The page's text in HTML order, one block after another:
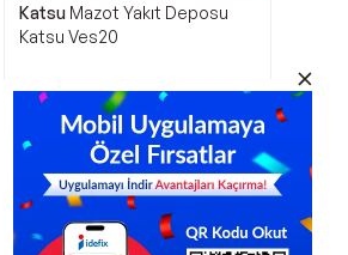
Katsu Mazot Yakıt Deposu
Katsu Ves20
4.250,00 TL
Sepette3.655,00TL